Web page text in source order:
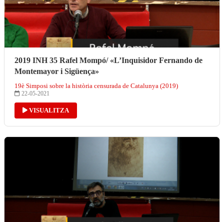
2019 INH 35 Rafel Mompó/ «L’Inquisidor Fernando de
Montemayor i Sigüença»
19è Simposi sobre la història censurada de Catalunya (2019)
22-05-2021
VISUALITZA